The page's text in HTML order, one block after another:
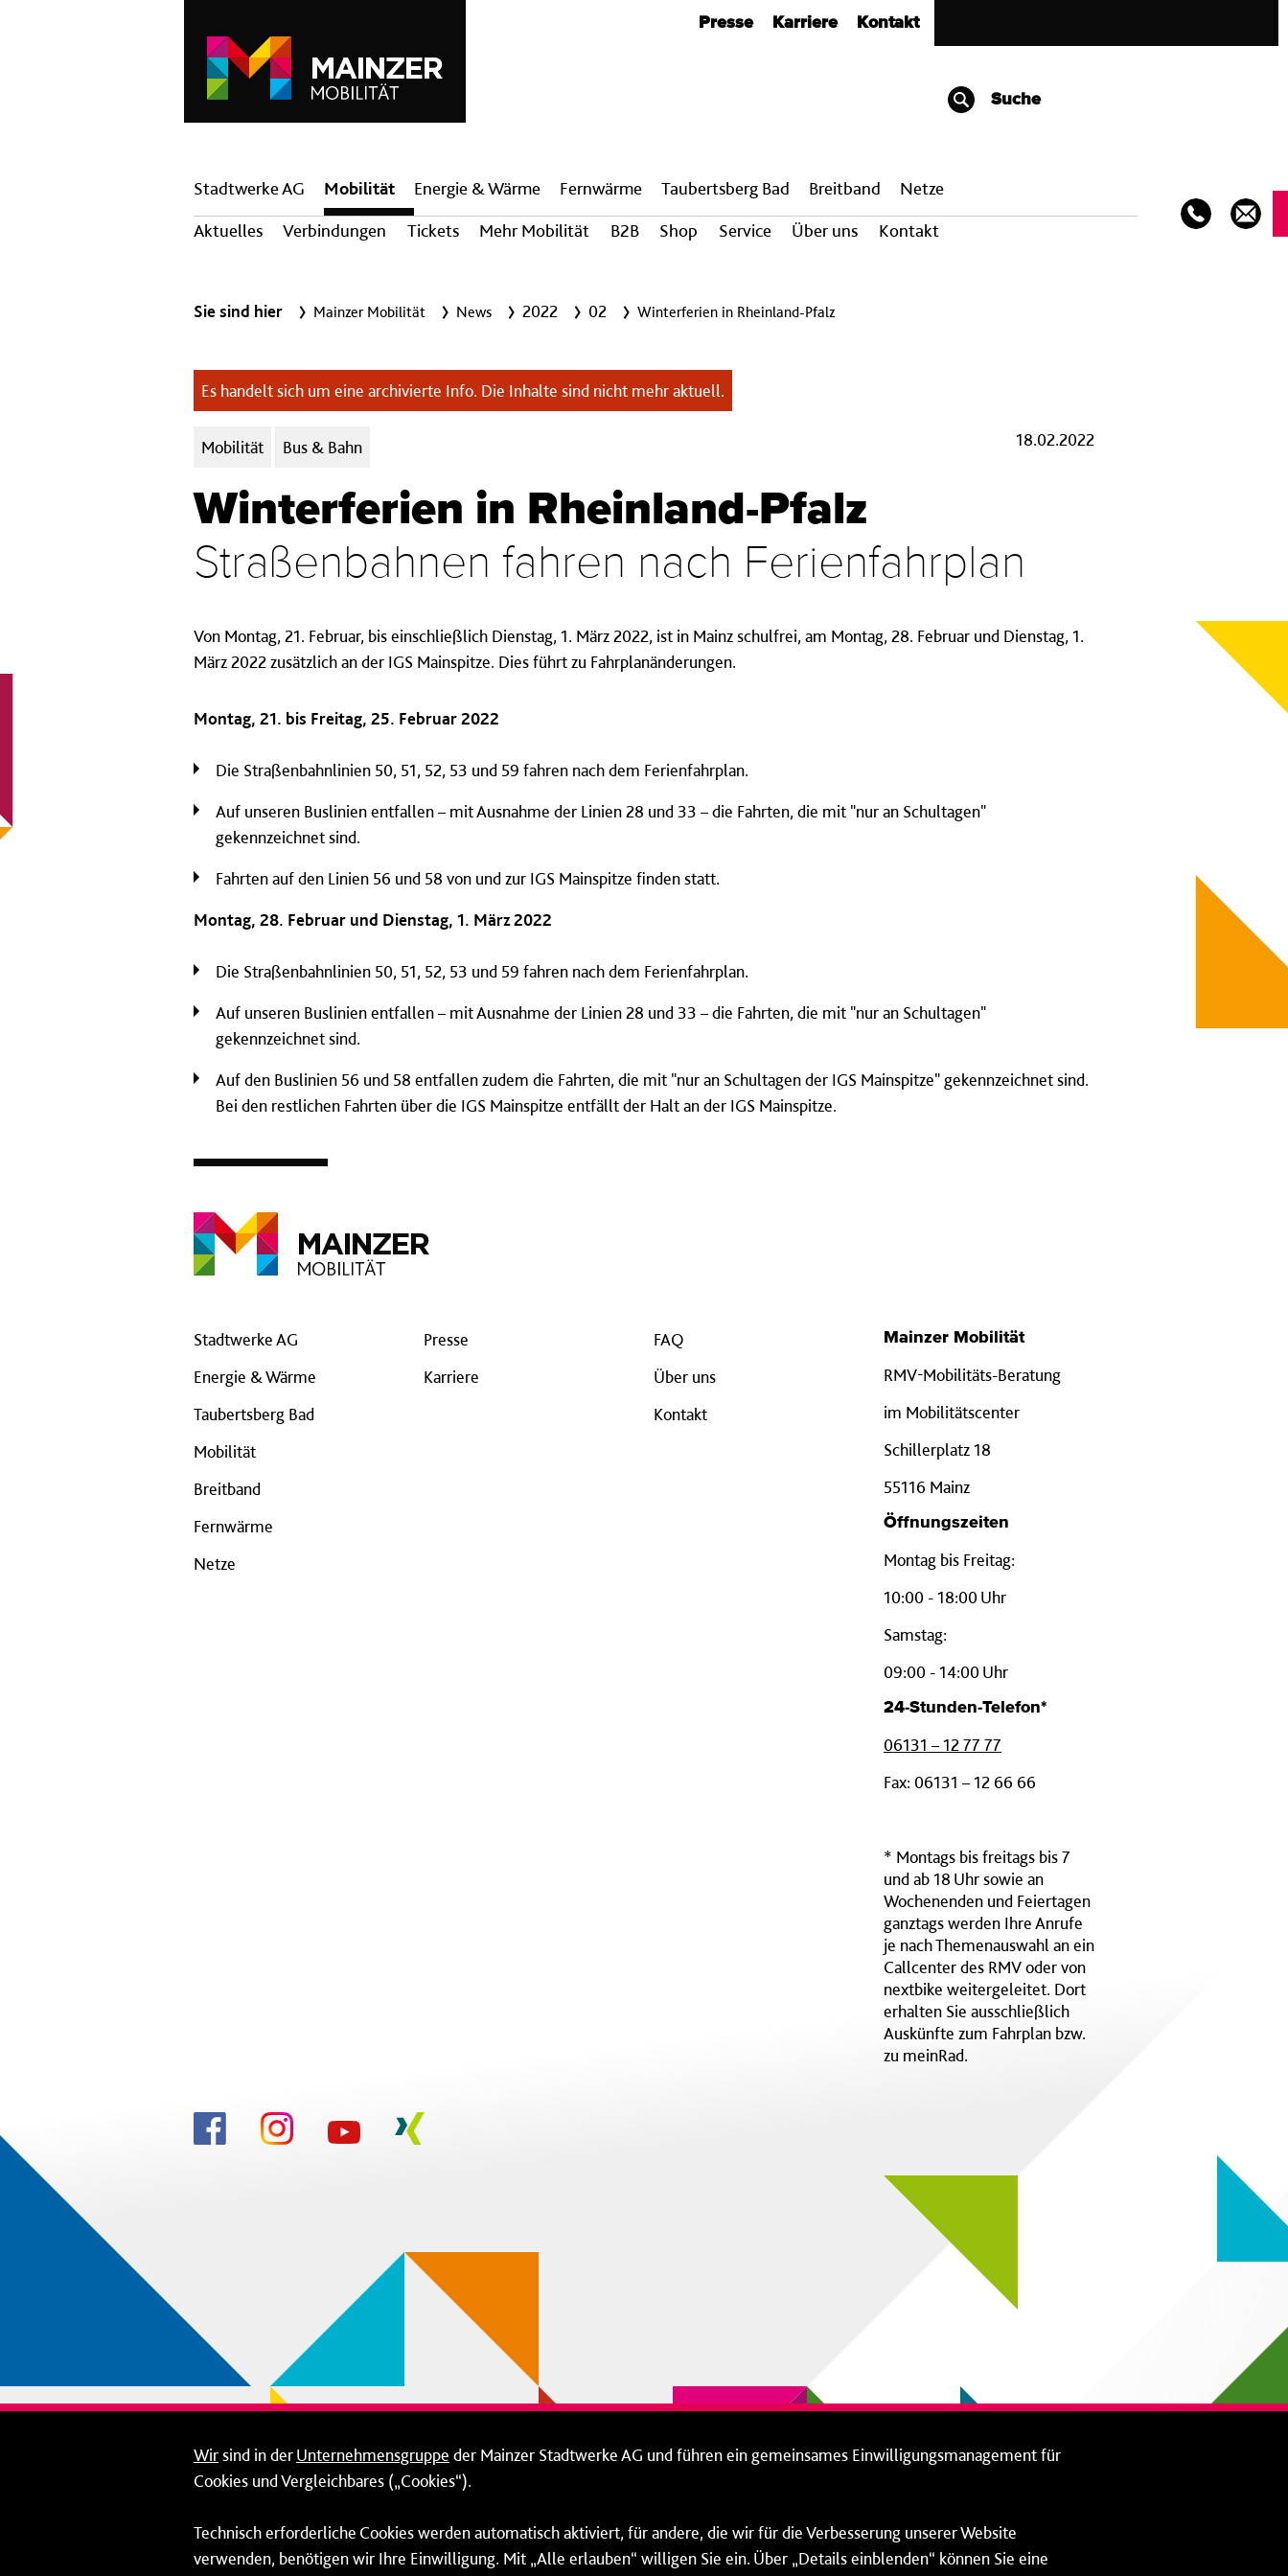
Presse Karriere Kontakt
Suche
Hauptnavigation
Stadtwerke AG
Mobilität
Aktuelles
Verbindungen Tickets Mehr Mobilität B2B Shop Service Über uns Kontakt
Energie & Wärme Fern­wärme Taubertsberg Bad Breit­band Netze
Sie sind hier Mainzer Mobilität News 2022 02 Winterferien in Rheinland-Pfalz
Es handelt sich um eine archivierte Info. Die Inhalte sind nicht mehr aktuell.
Kategorien:
Mobilität Bus & Bahn 18.02.2022
Winterferien in Rheinland-Pfalz
Straßenbahnen fahren nach Ferienfahrplan
Von Montag, 21. Februar, bis einschließlich Dienstag, 1. März 2022, ist in Mainz schulfrei, am Montag, 28. Februar und Dienstag, 1.
März 2022 zusätzlich an der IGS Mainspitze. Dies führt zu Fahrplanänderungen.
Montag, 21. bis Freitag, 25. Februar 2022
Die Straßenbahnlinien 50, 51, 52, 53 und 59 fahren nach dem Ferienfahrplan.
Auf unseren Buslinien entfallen – mit Ausnahme der Linien 28 und 33 – die Fahrten, die mit "nur an Schultagen"
gekennzeichnet sind.
Fahrten auf den Linien 56 und 58 von und zur IGS Mainspitze finden statt.
Montag, 28. Februar und Dienstag, 1. März 2022
Die Straßenbahnlinien 50, 51, 52, 53 und 59 fahren nach dem Ferienfahrplan.
Auf unseren Buslinien entfallen – mit Ausnahme der Linien 28 und 33 – die Fahrten, die mit "nur an Schultagen"
gekennzeichnet sind.
Auf den Buslinien 56 und 58 entfallen zudem die Fahrten, die mit "nur an Schultagen der IGS Mainspitze" gekennzeichnet sind.
Bei den restlichen Fahrten über die IGS Mainspitze entfällt der Halt an der IGS Mainspitze.
Stadtwerke AG
Energie & Wärme
Taubertsberg Bad
Mobilität
Breitband
Fernwärme
Netze
Presse
Karriere
FAQ
Über uns
Kontakt
Mainzer Mobilität
RMV-Mobilitäts-Beratung
im Mobilitätscenter
Schillerplatz 18
55116 Mainz
Öffnungszeiten
Montag bis Freitag:
10:00 - 18:00 Uhr
Samstag:
09:00 - 14:00 Uhr
24-Stunden-Telefon*
06131 – 12 77 77
Fax: 06131 – 12 66 66
* Montags bis freitags bis 7
und ab 18 Uhr sowie an
Wochenenden und Feiertagen
ganztags werden Ihre Anrufe
je nach Themenauswahl an ein
Callcenter des RMV oder von
nextbike weitergeleitet. Dort
erhalten Sie ausschließlich
Auskünfte zum Fahrplan bzw.
zu meinRad.
Wirsind in derUnternehmensgruppe der Mainzer Stadtwerke AG und führen ein gemeinsames Einwilligungsmanagement für
Cookies und Vergleichbares („Cookies“).
Technisch erforderliche Cookies werden automatisch aktiviert, für andere, die wir für die Verbesserung unserer Website
verwenden, benötigen wir Ihre Einwilligung. Mit „Alle erlauben“ willigen Sie ein. Über „Details einblenden“ können Sie eine